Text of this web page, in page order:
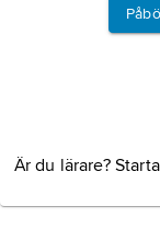
Är du lärare?